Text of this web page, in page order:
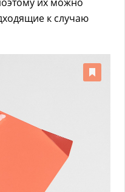
к случаю